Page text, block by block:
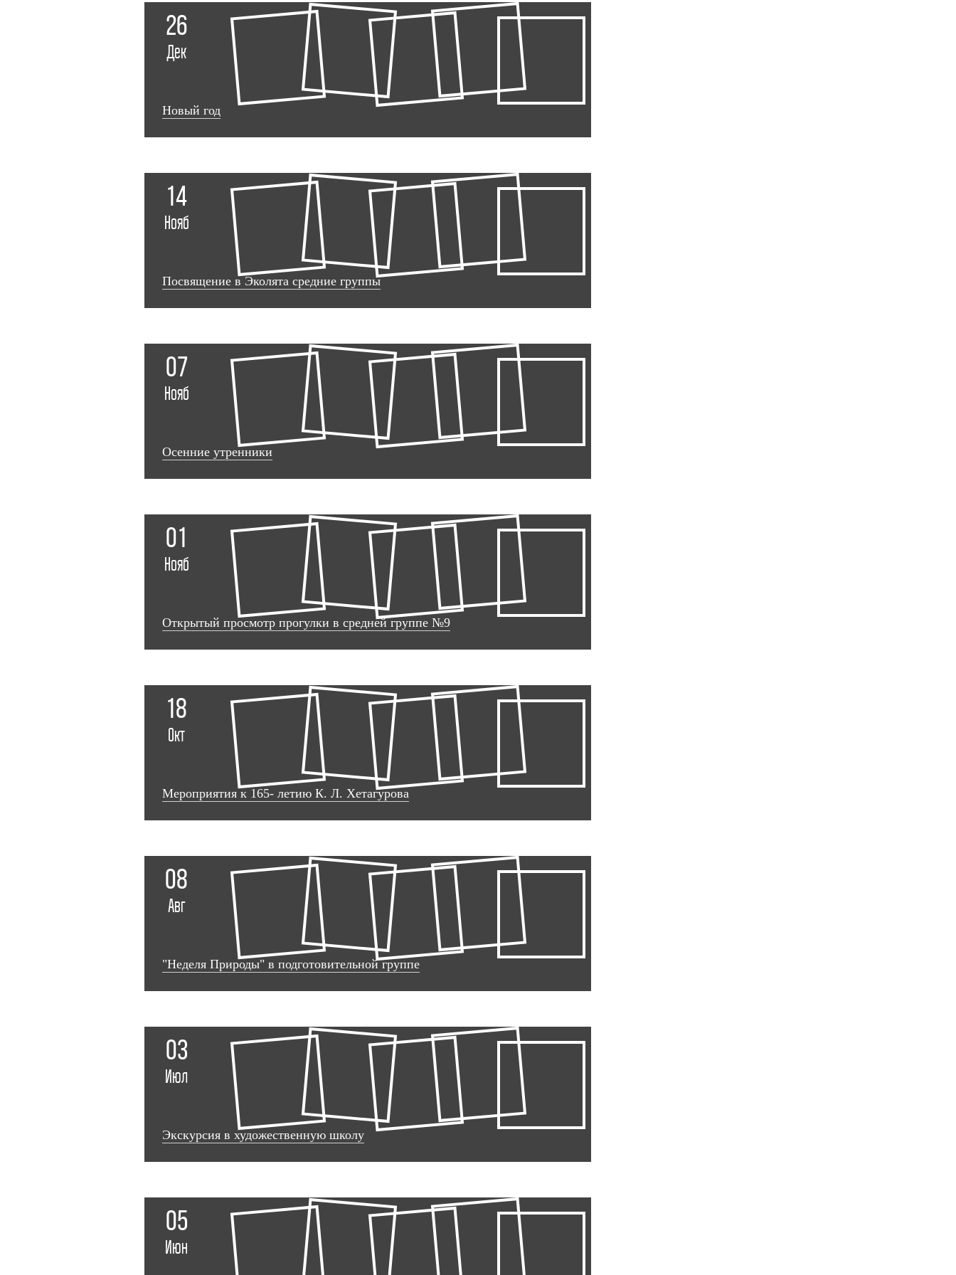
26
Дек
Новый год
14
Нояб
Посвящение в Эколята средние группы
07
Нояб
Осенние утренники
01
Нояб
Открытый просмотр прогулки в средней группе №9
18
Окт
Мероприятия к 165- летию К. Л. Хетагурова
08
Авг
"Неделя Природы" в подготовительной группе
03
Июл
Экскурсия в художественную школу
05
Июн